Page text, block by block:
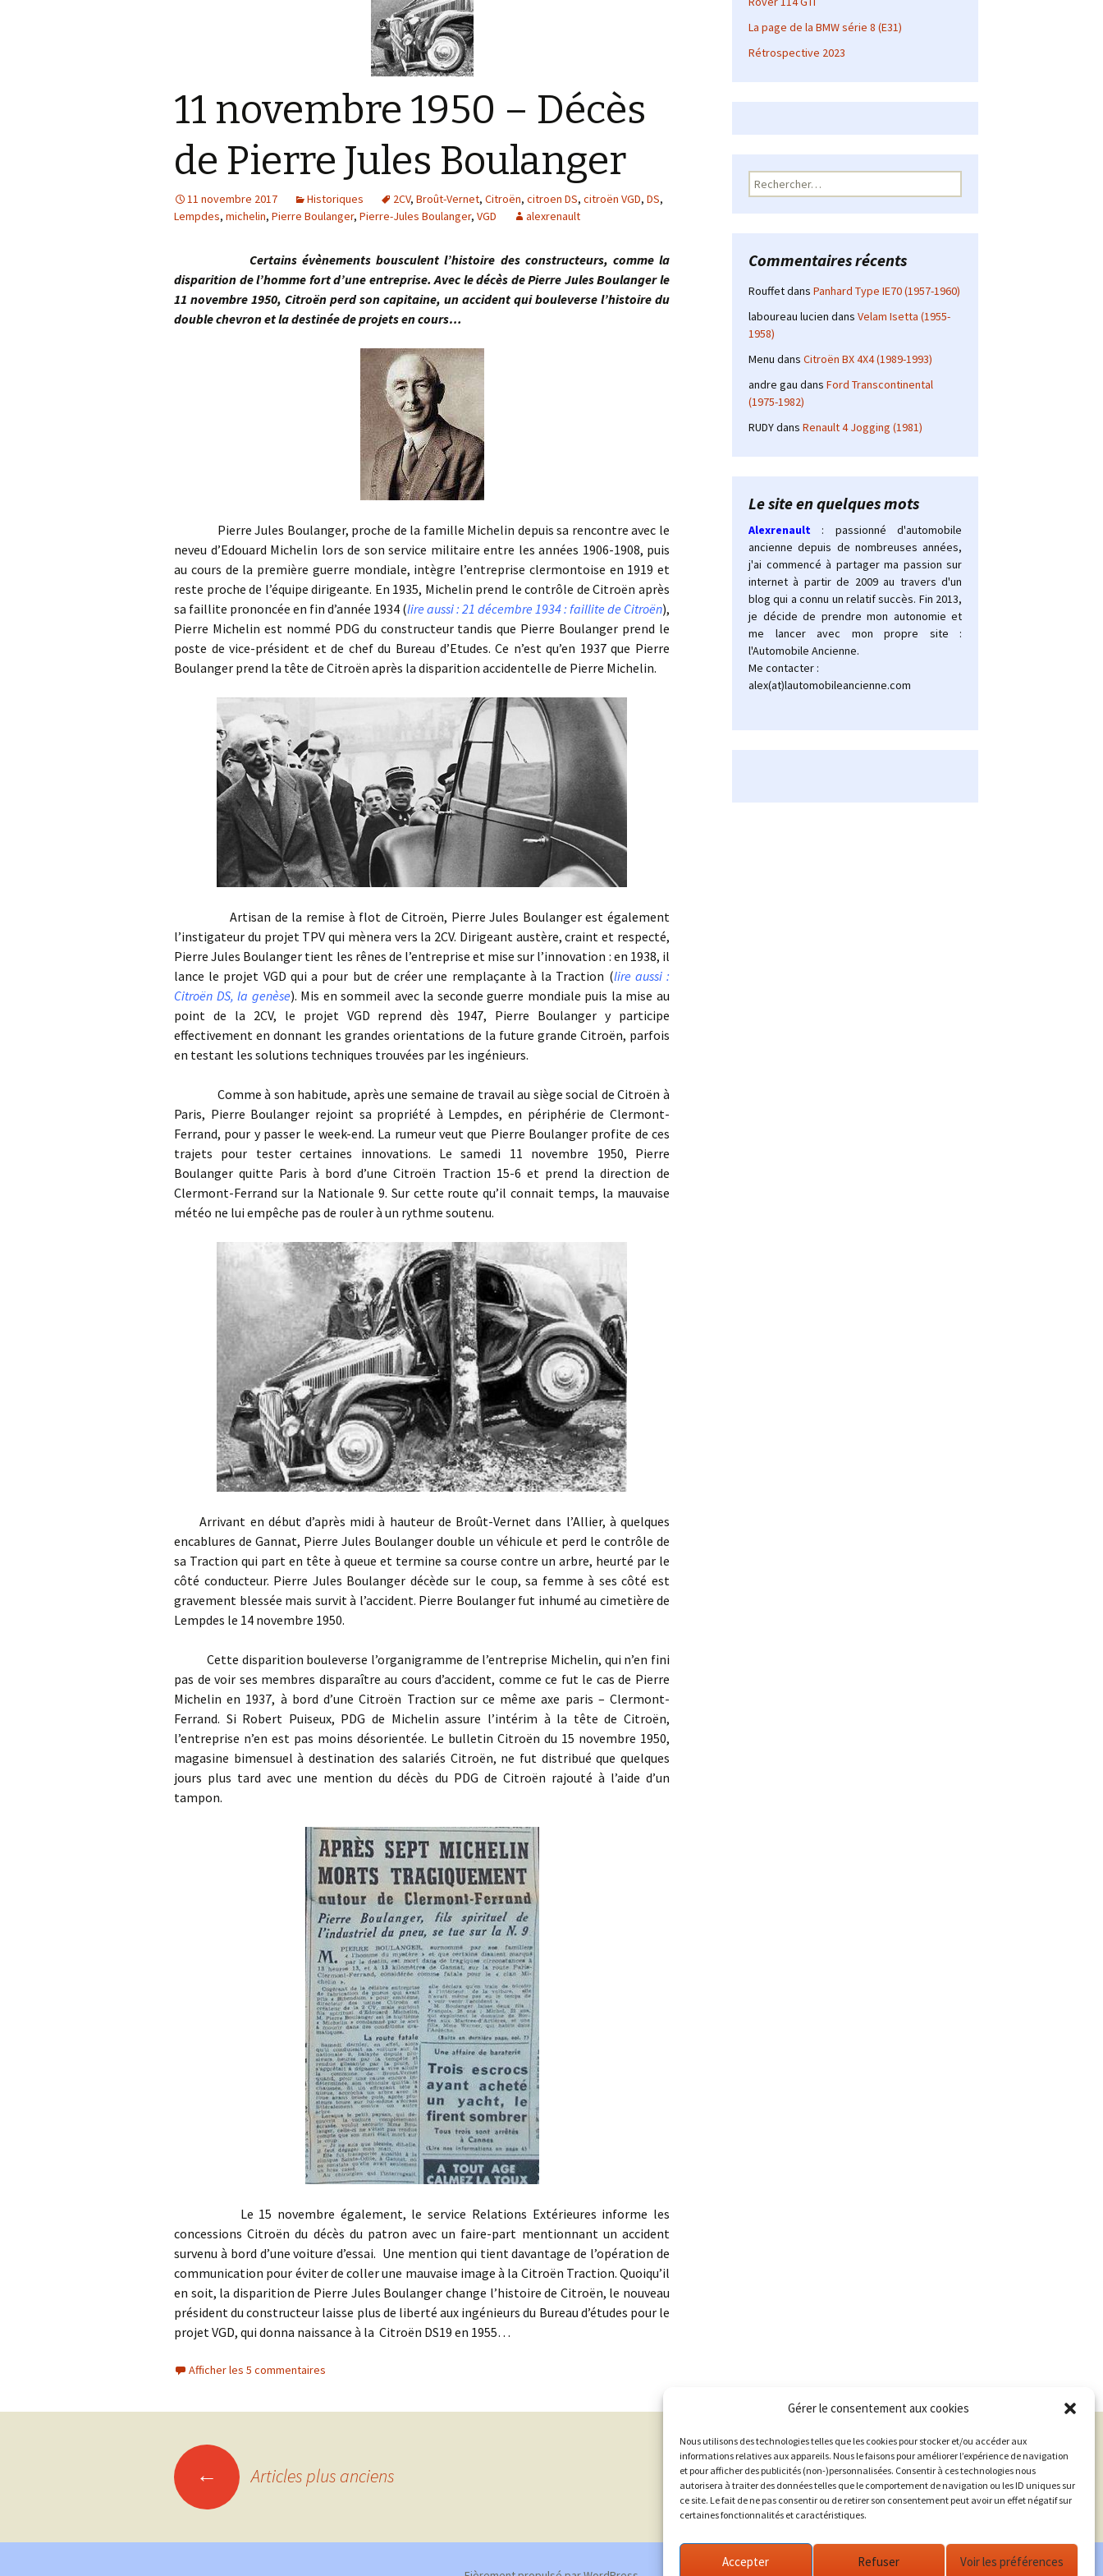
Gérer le consentement aux cookies
Nous utilisons des technologies telles que les cookies pour stocker et/ou accéder aux
informations relatives aux appareils. Nous le faisons pour améliorer l’expérience de navigation
et pour afficher des publicités (non-)personnalisées. Consentir à ces technologies nous
autorisera à traiter des données telles que le comportement de navigation ou les ID uniques sur
ce site. Le fait de ne pas consentir ou de retirer son consentement peut avoir un effet négatif sur
certaines fonctionnalités et caractéristiques.
Accepter Refuser Voir les préférences
11 novembre 1950 – Décès
de Pierre Jules Boulanger
11 novembre 2017 Historiques 2CV, Broût-Vernet, Citroën, citroen DS, citroën VGD, DS,
Lempdes, michelin, Pierre Boulanger, Pierre-Jules Boulanger, VGD alexrenault
Certains évènements bousculent l’histoire des constructeurs, comme la
disparition de l’homme fort d’une entreprise. Avec le décès de Pierre Jules Boulanger le
11 novembre 1950, Citroën perd son capitaine, un accident qui bouleverse l’histoire du
double chevron et la destinée de projets en cours…
Pierre Jules Boulanger, proche de la famille Michelin depuis sa rencontre avec le
neveu d’Edouard Michelin lors de son service militaire entre les années 1906-1908, puis
au cours de la première guerre mondiale, intègre l’entreprise clermontoise en 1919 et
reste proche de l’équipe dirigeante. En 1935, Michelin prend le contrôle de Citroën après
sa faillite prononcée en fin d’année 1934 (lire aussi : 21 décembre 1934 : faillite de Citroën),
Pierre Michelin est nommé PDG du constructeur tandis que Pierre Boulanger prend le
poste de vice-président et de chef du Bureau d’Etudes. Ce n’est qu’en 1937 que Pierre
Boulanger prend la tête de Citroën après la disparition accidentelle de Pierre Michelin.
Artisan de la remise à flot de Citroën, Pierre Jules Boulanger est également
l’instigateur du projet TPV qui mènera vers la 2CV. Dirigeant austère, craint et respecté,
Pierre Jules Boulanger tient les rênes de l’entreprise et mise sur l’innovation : en 1938, il
lance le projet VGD qui a pour but de créer une remplaçante à la Traction (lire aussi :
Citroën DS, la genèse). Mis en sommeil avec la seconde guerre mondiale puis la mise au
point de la 2CV, le projet VGD reprend dès 1947, Pierre Boulanger y participe
effectivement en donnant les grandes orientations de la future grande Citroën, parfois
en testant les solutions techniques trouvées par les ingénieurs.
Comme à son habitude, après une semaine de travail au siège social de Citroën à
Paris, Pierre Boulanger rejoint sa propriété à Lempdes, en périphérie de Clermont-
Ferrand, pour y passer le week-end. La rumeur veut que Pierre Boulanger profite de ces
trajets pour tester certaines innovations. Le samedi 11 novembre 1950, Pierre
Boulanger quitte Paris à bord d’une Citroën Traction 15-6 et prend la direction de
Clermont-Ferrand sur la Nationale 9. Sur cette route qu’il connait temps, la mauvaise
météo ne lui empêche pas de rouler à un rythme soutenu.
Arrivant en début d’après midi à hauteur de Broût-Vernet dans l’Allier, à quelques
encablures de Gannat, Pierre Jules Boulanger double un véhicule et perd le contrôle de
sa Traction qui part en tête à queue et termine sa course contre un arbre, heurté par le
côté conducteur. Pierre Jules Boulanger décède sur le coup, sa femme à ses côté est
gravement blessée mais survit à l’accident. Pierre Boulanger fut inhumé au cimetière de
Lempdes le 14 novembre 1950.
Cette disparition bouleverse l’organigramme de l’entreprise Michelin, qui n’en fini
pas de voir ses membres disparaître au cours d’accident, comme ce fut le cas de Pierre
Michelin en 1937, à bord d’une Citroën Traction sur ce même axe paris – Clermont-
Ferrand. Si Robert Puiseux, PDG de Michelin assure l’intérim à la tête de Citroën,
l’entreprise n’en est pas moins désorientée. Le bulletin Citroën du 15 novembre 1950,
magasine bimensuel à destination des salariés Citroën, ne fut distribué que quelques
jours plus tard avec une mention du décès du PDG de Citroën rajouté à l’aide d’un
tampon.
Le 15 novembre également, le service Relations Extérieures informe les
concessions Citroën du décès du patron avec un faire-part mentionnant un accident
survenu à bord d’une voiture d’essai. Une mention qui tient davantage de l’opération de
communication pour éviter de coller une mauvaise image à la Citroën Traction. Quoiqu’il
en soit, la disparition de Pierre Jules Boulanger change l’histoire de Citroën, le nouveau
président du constructeur laisse plus de liberté aux ingénieurs du Bureau d’études pour le
projet VGD, qui donna naissance à la Citroën DS19 en 1955…
Afficher les 5 commentaires
Navigation← Articles plus anciens
La page de la BMW série 8 (E31)
Rétrospective 2023
Rechercher :
Commentaires récents
Rouffetdans Panhard Type IE70 (1957-1960)
laboureau lucien dans Velam Isetta (1955-
1958)
Menu dans Citroën BX 4X4 (1989-1993)
andre gau dans Ford Transcontinental
(1975-1982)
RUDYdans Renault 4 Jogging (1981)
Le site en quelques mots
Alexrenault
: passionné d'automobile
ancienne depuis de nombreuses années,
j'ai commencé à partager ma passion sur
internet à partir de 2009 au travers d'un
blog qui a connu un relatif succès. Fin 2013,
je décide de prendre mon autonomie et
me lancer avec mon propre site :
l'Automobile Ancienne.
Me contacter :
alex(at)lautomobileancienne.com